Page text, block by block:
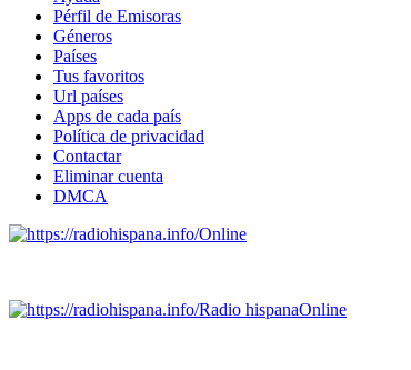
Pérfil de Emisoras
Géneros
Países
Tus favoritos
Url países
Apps de cada país
Política de privacidad
Contactar
Eliminar cuenta
DMCA
Online
Radio hispanaOnline